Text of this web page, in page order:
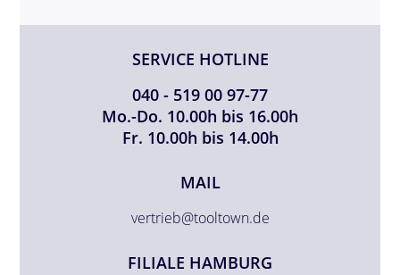
SERVICE HOTLINE
040 - 519 00 97-77
Mo.-Do. 10.00h bis 16.00h
Fr. 10.00h bis 14.00h
MAIL
vertrieb@tooltown.de
FILIALE HAMBURG